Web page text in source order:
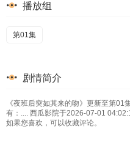
播放组
第01集
剧情简介
《夜班后突如其来的吻》更新至第
有：.... 西瓜影院于2026-07-01
如果您喜欢，可以收藏评论。